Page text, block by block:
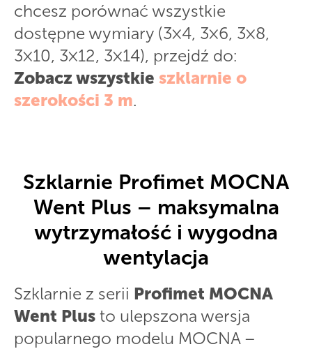
chcesz porównać wszystkie
dostępne wymiary (3×4, 3×6, 3×8,
3×10, 3×12, 3×14), przejdź do:
Zobacz wszystkie szklarnie o
szerokości 3 m.
Szklarnie Profimet MOCNA
Went Plus – maksymalna
wytrzymałość i wygodna
wentylacja
Szklarnie z serii Profimet MOCNA
Went Plus to ulepszona wersja
popularnego modelu MOCNA –